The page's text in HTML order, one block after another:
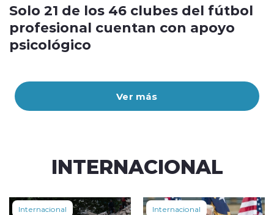
Ver más
Solo 21 de los 46 clubes del fútbol
profesional cuentan con apoyo
psicológico
INTERNACIONAL
Internacional Internacional